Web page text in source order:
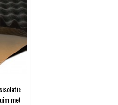
met